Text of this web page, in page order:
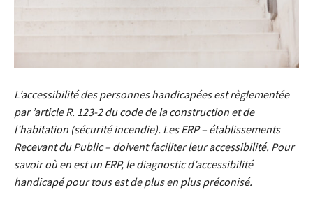
L’accessibilité des personnes handicapées est règlementée
par ’article R. 123-2 du code de la construction et de
l’habitation (sécurité incendie). Les ERP – établissements
Recevant du Public – doivent faciliter leur accessibilité. Pour
savoir où en est un ERP, le diagnostic d’accessibilité
handicapé pour tous est de plus en plus préconisé.